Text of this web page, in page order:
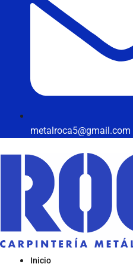
metalroca5@gmail.com
Inicio